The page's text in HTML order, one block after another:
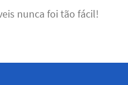
nunca foi tão fácil!